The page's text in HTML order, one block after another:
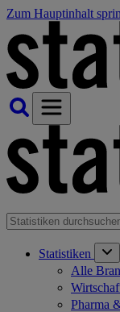
Zum Hauptinhalt
Statistiken
Alle
Pharma